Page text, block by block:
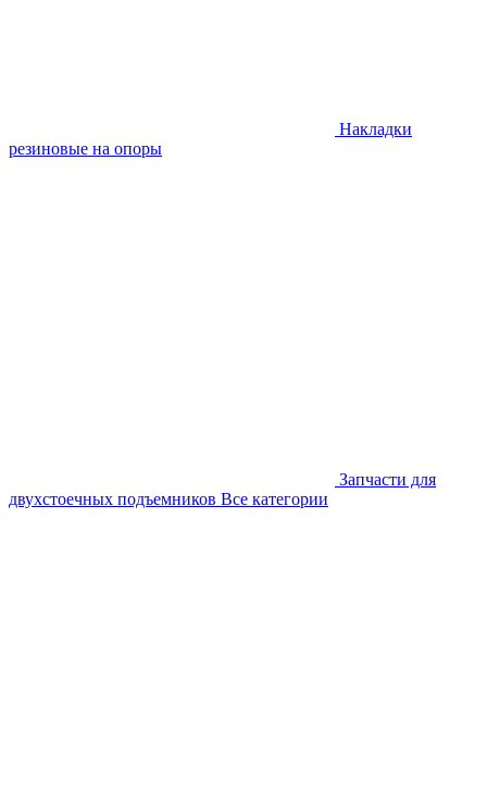
Накладки
резиновые на опоры
Запчасти для
двухстоечных подъемников Все категории